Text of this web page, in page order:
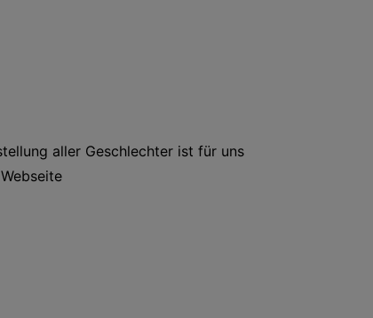
aller Geschlechter ist für uns